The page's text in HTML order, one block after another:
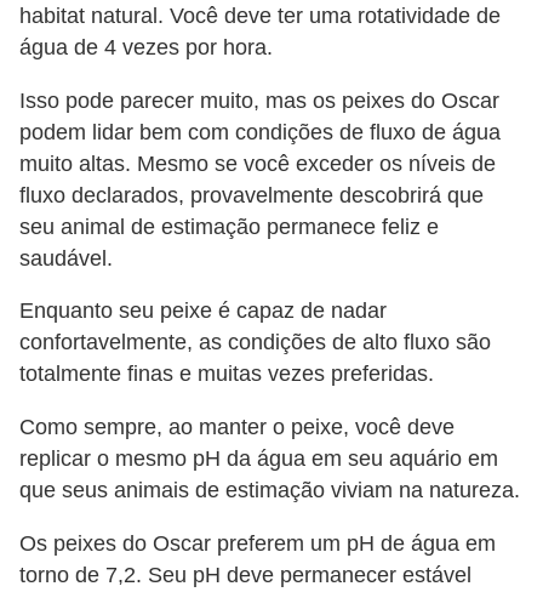
habitat natural. Você deve ter uma rotatividade de
água de 4 vezes por hora.
Isso pode parecer muito, mas os peixes do Oscar
podem lidar bem com condições de fluxo de água
muito altas. Mesmo se você exceder os níveis de
fluxo declarados, provavelmente descobrirá que
seu animal de estimação permanece feliz e
saudável.
Enquanto seu peixe é capaz de nadar
confortavelmente, as condições de alto fluxo são
totalmente finas e muitas vezes preferidas.
Como sempre, ao manter o peixe, você deve
replicar o mesmo pH da água em seu aquário em
que seus animais de estimação viviam na natureza.
Os peixes do Oscar preferem um pH de água em
torno de 7,2. Seu pH deve permanecer estável